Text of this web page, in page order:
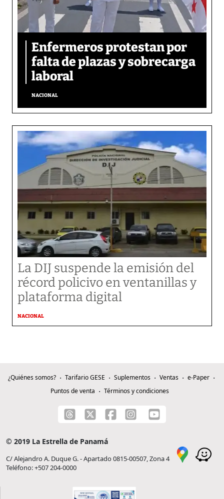
Enfermeros protestan por
falta de plazas y sobrecarga
laboral
NACIONAL
La DIJ suspende la emisión del
récord policivo en ventanillas y
plataforma digital
NACIONAL
¿Quiénes somos? Tarifario GESE Suplementos Ventas
e-Paper
Puntos de venta
Términos y condiciones
© 2019 La Estrella de Panamá
C/ Alejandro A. Duque G. - Apartado 0815-00507, Zona 4
Teléfono: +507 204-0000